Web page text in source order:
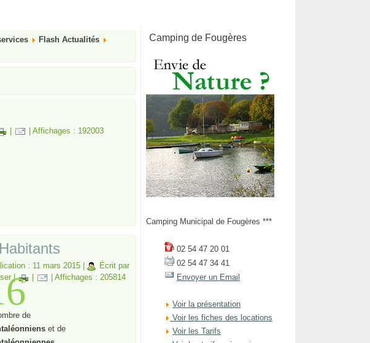
Flash Actualités
Affichages : 192003
: 11 mars 2015
Écrit par
| Affichages : 205814
de
et de
Camping de Fougères
Camping Municipal de Fougères ***
02 54 47 20 01
02 54 47 34 41
Envoyer un Email
Voir la présentation
Voir les fiches des locations
Voir les Tarifs